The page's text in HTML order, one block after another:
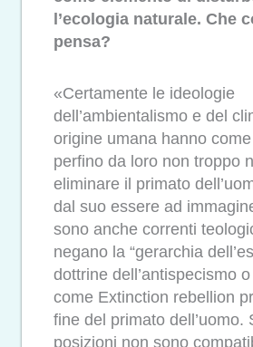
l’ecologia naturale. Che
pensa?
«Certamente le ideologie
dell’ambientalismo e del
origine umana hanno
perfino da loro non troppo
eliminare il primato
dal suo essere ad
sono anche correnti
negano la “gerarchia
dottrine dell’antispecismo
come Extinction rebellion
fine del primato dell’uomo.
posizioni non sono